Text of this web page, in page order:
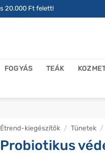
20.000 Ft felett!
FOGYÁS TEÁK
Étrend-kiegészítők / Tünetek /
Probiotikus